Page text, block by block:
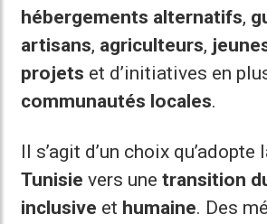
hébergements alternatifs,
artisans, agriculteurs,
projets et d’initiatives en
communautés locales.
Il s’agit d’un choix qu’adopte
Tunisie vers unetransition
inclusive et humaine. Des